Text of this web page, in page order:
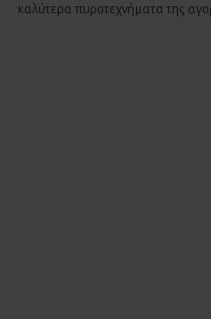
καλύτερα πυροτεχνήματα της